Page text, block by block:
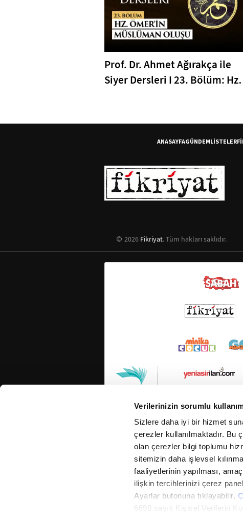
Verilerinizin sorumlu
Sizlere daha iyi bir hizmet
çerezler kullanılmaktadır. Bu
olan çerezler bilgi toplumu
sitemizin daha işlevsel
faaliyetlerinin yapılması,
ilişkin tercihlerinizi çerez
Ayarlar butonuna tıklayabilir,
6698 sayılı Kişisel Verilerin
Prof. Dr. Ahmet Ağırakça ile
Siyer Dersleri I 23. Bölüm: Hz.
ANASAYFAGÜNDEMLİSTELER
2026 Fikriyat. Tüm hakları saklıdır.